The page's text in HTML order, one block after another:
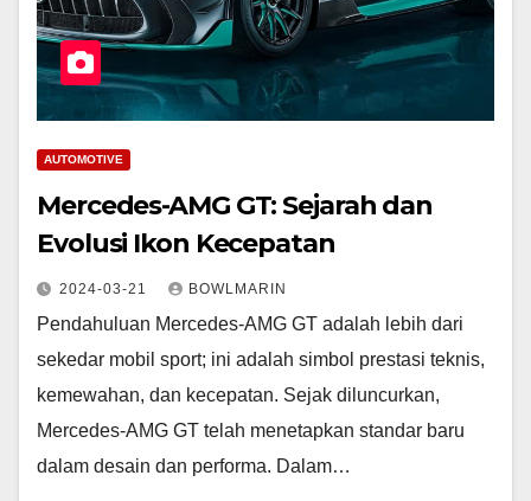
AUTOMOTIVE
Mercedes-AMG GT: Sejarah dan
Evolusi Ikon Kecepatan
2024-03-21 BOWLMARIN
Pendahuluan Mercedes-AMG GT adalah lebih dari
sekedar mobil sport; ini adalah simbol prestasi teknis,
kemewahan, dan kecepatan. Sejak diluncurkan,
Mercedes-AMG GT telah menetapkan standar baru
dalam desain dan performa. Dalam…